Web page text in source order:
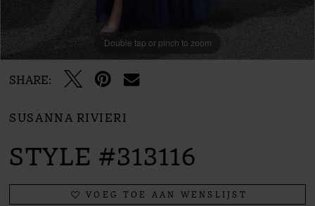
Double tap or pinch to zoom
SHARE:
SUSANNA RIVIERI
STYLE #313116
VOEG TOE AAN WENSLIJST